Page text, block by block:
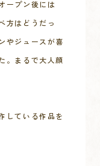
ープン後には
方はどうだっ
やジュースが喜
。まるで大人顔
している作品を